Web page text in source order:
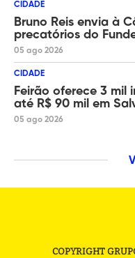
CIDADE
Bruno Reis envia à
precatórios do
05 ago 2026
CIDADE
Feirão oferece 3 mil
até R$ 90 mil em
05 ago 2026
COPYRIGHT